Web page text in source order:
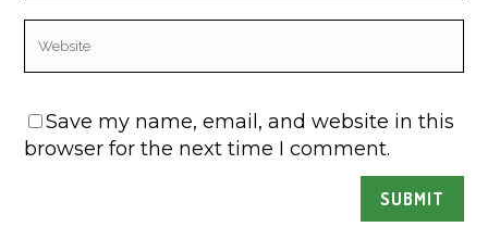
Save my name, email, and website in this
browser for the next time I comment.